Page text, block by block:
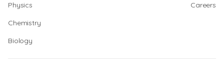
Physics
Chemistry
Biology
Careers